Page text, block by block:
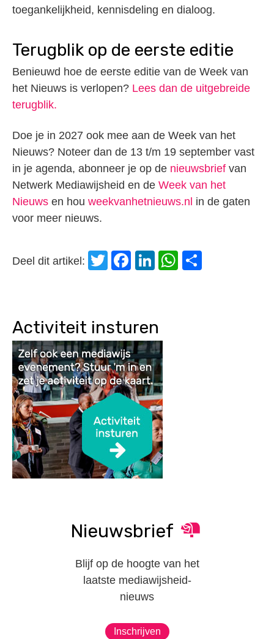
toegankelijkheid, kennisdeling en dialoog.
Terugblik op de eerste editie
Benieuwd hoe de eerste editie van de Week van
het Nieuws is verlopen? Lees dan de uitgebreide
terugblik.
Doe je in 2027 ook mee aan de Week van het
Nieuws? Noteer dan de 13 t/m 19 september vast
in je agenda, abonneer je op de nieuwsbrief van
Netwerk Mediawijsheid en de Week van het
Nieuws en hou weekvanhetnieuws.nl in de gaten
voor meer nieuws.
Deel dit artikel: Twitter
Facebook
LinkedIn
WhatsApp
Activiteit insturen
Nieuwsbrief
Blijf op de hoogte van het
laatste mediawijsheid-
nieuws
Inschrijven